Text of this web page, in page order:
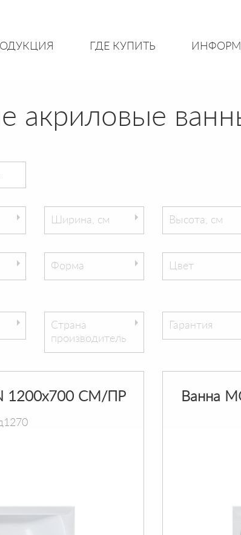
ГДЕ КУПИТЬ
акриловые
Ширина, см Высота, см
Форма Цвет
Страна
производитель
Гарантия
1200х700 СМ/ПР Ванна